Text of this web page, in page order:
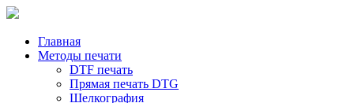
Главная
Методы печати
DTF печать
Прямая печать DTG
Шелкография